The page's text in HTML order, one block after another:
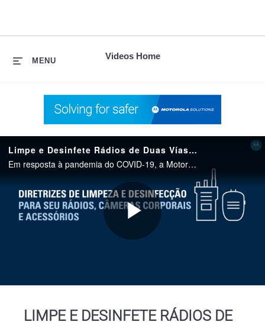
Videos Home
MENU
Limpe e Desinfete Rádios de Duas Vías, Câmeras Corporais e Acessórios da Motorola Solutions
Em resposta à pandemia do COVID-19, a Motorola Solutions oferece conteúdos recomendados sobre a limpeza e desinfecção para nossos rádios, câmeras corporais e acessórios, com base em nosso conhecimento atual sobre a higiene de rádios.
Play
LIMPE E DESINFETE RÁDIOS DE